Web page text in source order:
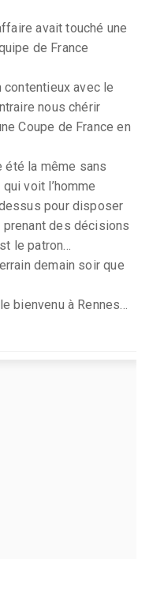
avait touché une
de France
contentieux avec le
nous chérir
Coupe de France en
été la même sans
voit l’homme
pour disposer
prenant des décisions
le patron...
demain soir que
bienvenu à Rennes...